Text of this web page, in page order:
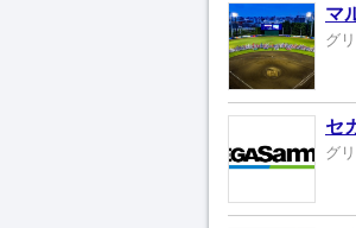
マ
グ
セ
グ